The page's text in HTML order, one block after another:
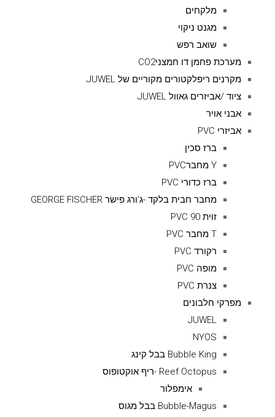
מלקחים
מגנט ניקוי
שואב רפש
מערכת פחמן דו חמצניCO2
מקרנים ריפלקטורים מקוריים של JUWEL
ציוד /אביזרים גאוול JUWEL
אבני אויר
אביזרי PVC
ברז סכין
Y מחברPVC
ברז כדורי PVC
מחבר חבית בלקד -ג'ורג פישר GEORGE FISCHER
זוית 90 PVC
T מחבר PVC
רקורד PVC
מופה PVC
צנרת PVC
מפרקי חלבונים
JUWEL
NYOS
Bubble King בבל קינג
Reef Octopus -ריף אוקטופוס
אימפלור
Bubble-Magus בבל מגוס